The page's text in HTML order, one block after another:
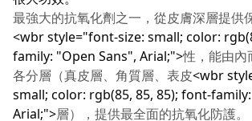
最強大的抗氧化劑之一，從皮膚深層提供
<wbr style="font-size: small; color:
family: "Open Sans", Arial;">性，能由內
各分層（真皮層、角質層、表皮<wbr
small; color: rgb(85, 85, 85); font-
Arial;">層），提供最全面的抗氧化防護。